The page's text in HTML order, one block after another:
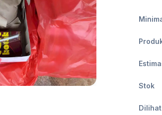
Stok
Dilihat